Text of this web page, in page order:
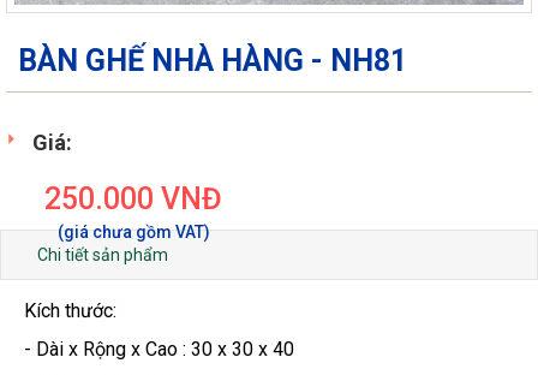
BÀN GHẾ NHÀ HÀNG - NH81
Giá:
250.000 VNĐ
Chi tiết sản phẩm
Kích thước:
- Dài x Rộng x Cao : 30 x 30 x 40